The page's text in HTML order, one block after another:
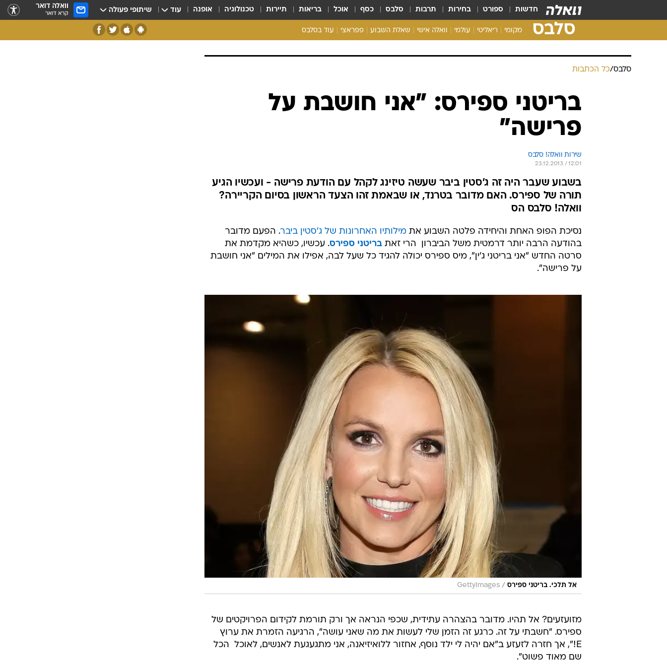
חדשות ספורט בחירות תרבות סלבס כסף אוכל בריאות תיירות טכנולוגיה אופנה עוד שיתופי פעולה וואלה דואר
קרא דואר
סלבס מקומי ריאליטי עולמי וואלה אישי שאלת השבוע פפראצי עוד בסלבס
רכלו לנו
בריטני ספירס: "אני חושבת על
פרישה"
23.12.2013 / 12:01
תורה של ספירס. האם מדובר בטרנד, או שבאמת זהו הצעד הראשון בסיום הקריירה?
נסיכת הפופ האחת והיחידה פלטה השבוע אתמילותיו האחרונות של ג'סטין ביבר
. הפעם מדובר
בהודעה הרבה יותר דרמטית משל הביברון  הרי זאת
בריטני ספירס. עכשיו, כשהיא מקדמת את
סרטה החדש "אני בריטני ג'ין", מיס ספירס יכולה להגיד כל שעל לבה, אפילו את המילים "אני חושבת